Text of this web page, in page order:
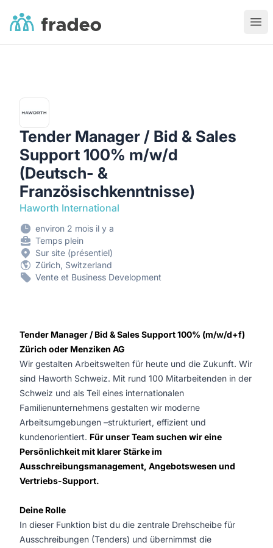
Fradeo
Tender Manager / Bid & Sales
Support 100% m/w/d
(Deutsch- &
Französischkenntnisse)
Haworth International
environ 2 mois il y a
Temps plein
Sur site (présentiel)
Zürich, Switzerland
Vente et Business Development
Tender Manager / Bid & Sales Support 100% (m/w/d+f)
Zürich oder Menziken AG
Wir gestalten Arbeitswelten für heute und die Zukunft. Wir
sind Haworth Schweiz. Mit rund 100 Mitarbeitenden in der
Schweiz und als Teil eines internationalen
Familienunternehmens gestalten wir moderne
Arbeitsumgebungen –strukturiert, effizient und
kundenorientiert. Für unser Team suchen wir eine
Persönlichkeit mit klarer Stärke im
Ausschreibungsmanagement, Angebotswesen und
Vertriebs-Support.
Deine Rolle
In dieser Funktion bist du die zentrale Drehscheibe für
Ausschreibungen (Tenders) und übernimmst die